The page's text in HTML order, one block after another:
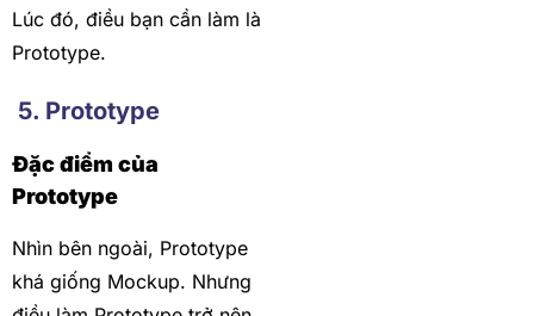
Lúc đó, điều bạn cần làm là
Prototype.
5. Prototype
Đặc điểm của
Prototype
Nhìn bên ngoài, Prototype
khá giống Mockup. Nhưng